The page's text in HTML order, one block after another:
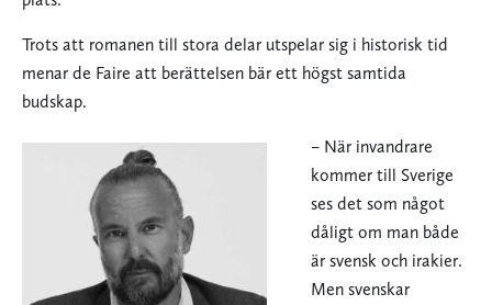
Trots att romanen till stora delar utspelar sig i historisk tid
menar de Faire att berättelsen bär ett högst samtida
budskap.
– När invandrare
kommer till Sverige
ses det som något
dåligt om man både
är svensk och irakier.
Men svenskar